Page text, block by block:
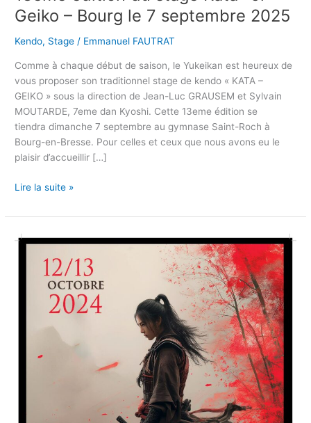
Geiko – Bourg le 7 septembre 2025
Kendo, Stage / Emmanuel FAUTRAT
Comme à chaque début de saison, le Yukeikan est heureux de
vous proposer son traditionnel stage de kendo « KATA –
GEIKO » sous la direction de Jean-Luc GRAUSEM et Sylvain
MOUTARDE, 7eme dan Kyoshi. Cette 13eme édition se
tiendra dimanche 7 septembre au gymnase Saint-Roch à
Bourg-en-Bresse. Pour celles et ceux que nous avons eu le
plaisir d’accueillir […]
Lire la suite »
Ronin
Valence